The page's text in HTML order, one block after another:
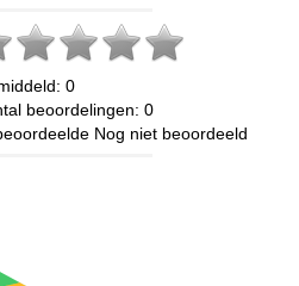
0
beoordelingen: 0
Nog niet beoordeeld